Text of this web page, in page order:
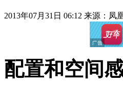
2013年07月31日 06:12 来源：凤
配置和空间